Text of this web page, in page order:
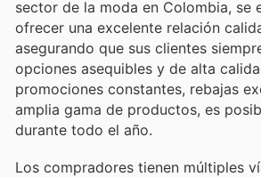
sector de la moda en Colombia, se
ofrecer una excelente relación
asegurando que sus clientes
opciones asequibles y de alta
promociones constantes, rebajas
amplia gama de productos, es
durante todo el año.
Los compradores tienen múltiples